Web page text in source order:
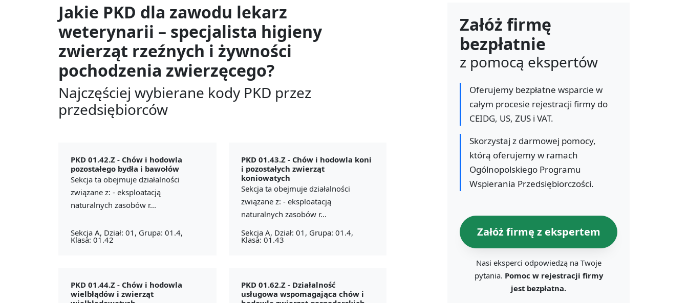
Jakie PKD dla zawodu lekarz
weterynarii – specjalista higieny
zwierząt rzeźnych i żywności
pochodzenia zwierzęcego?
Najczęściej wybierane kody PKD przez
przedsiębiorców
PKD 01.42.Z - Chów i hodowla
pozostałego bydła i bawołów
Sekcja ta obejmuje działalności
związane z: - eksploatacją
naturalnych zasobów r...
Sekcja A, Dział: 01, Grupa: 01.4,
Klasa: 01.42
PKD 01.43.Z - Chów i hodowla koni
i pozostałych zwierząt
koniowatych
Sekcja ta obejmuje działalności
związane z: - eksploatacją
naturalnych zasobów r...
Sekcja A, Dział: 01, Grupa: 01.4,
Klasa: 01.43
PKD 01.44.Z - Chów i hodowla
wielbłądów i zwierząt
PKD 01.62.Z - Działalność
usługowa wspomagająca chów i
Załóż firmę
bezpłatnie
z pomocą ekspertów
Oferujemy bezpłatne wsparcie w
całym procesie rejestracji firmy do
CEIDG, US, ZUS i VAT.
Skorzystaj z darmowej pomocy,
którą oferujemy w ramach
Ogólnopolskiego Programu
Wspierania Przedsiębiorczości.
Załóż firmę z ekspertem
Nasi eksperci odpowiedzą na Twoje
pytania. Pomoc w rejestracji firmy
jest bezpłatna.